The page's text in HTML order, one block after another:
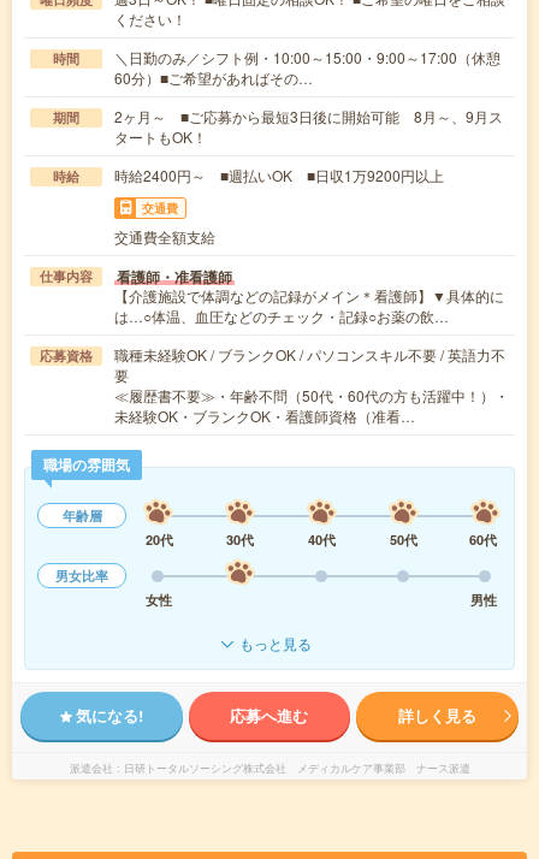
ください！
時間
＼日勤のみ／シフト例・10:00～15:00・9:00～17:00（休憩
60分）■ご希望があればその…
期間
2ヶ月～ ■ご応募から最短3日後に開始可能 8月～、9月ス
タートもOK！
時給 時給2400円～ ■週払いOK ■日収1万9200円以上
交通費
交通費全額支給
仕事内容 看護師・准看護師
【介護施設で体調などの記録がメイン＊看護師】▼具体的に
は…○体温、血圧などのチェック・記録○お薬の飲…
応募資格
職種未経験OK / ブランクOK / パソコンスキル不要 / 英語力不
要
≪履歴書不要≫・年齢不問（50代・60代の方も活躍中！）・
未経験OK・ブランクOK・看護師資格（准看…
職場の雰囲気
年齢層
20代
30代 40代 50代
60代
男女比率
女性
男性
もっと見る
気になる! 応募へ進む 詳しく見る
派遣会社 日研トータルソーシング株式会社 メディカルケア事業部 ナース派遣